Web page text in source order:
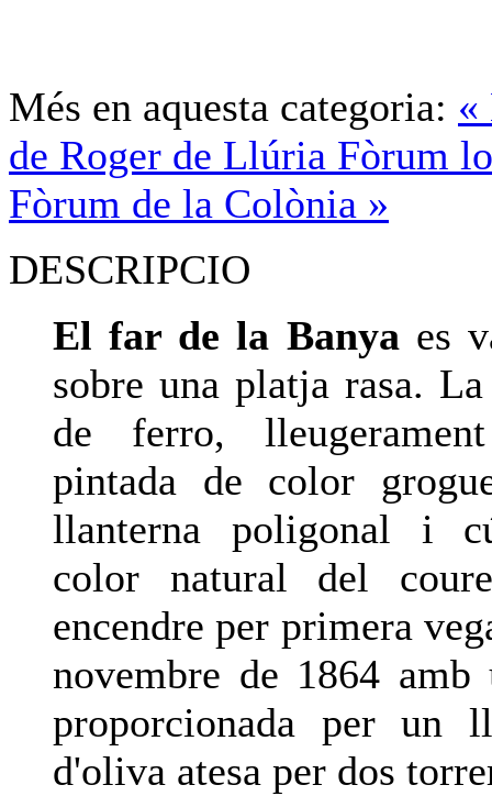
Més en aquesta categoria: «
de Roger de Llúria Fòrum
Fòrum de la Colònia »
DESCRIPCIO
El far de la Banyaes
sobre una platja rasa.
de ferro,
pintada de color
llanterna poligonal i
color natural del
encendre per primera
novembre de 1864
proporcionada per un
d'oliva atesa per dos